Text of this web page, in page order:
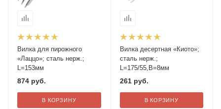
Вилка для пирожного
«Лаццо»; сталь нерж.;
L=153мм
874 руб.
В КОРЗИНУ
Вилка десертная «Киото»;
сталь нерж.;
L=175/55,B=8мм
261руб.
В КОРЗИНУ